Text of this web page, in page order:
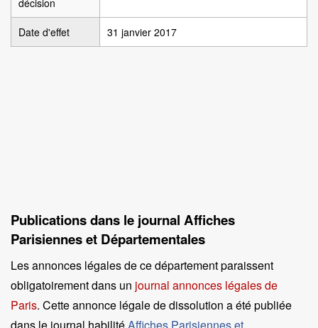
décision
Date d'effet 31 janvier 2017
Publications dans le journal Affiches
Parisiennes et Départementales
Les annonces légales de ce département paraissent
obligatoirement dans un journal annonces légales de
Paris. Cette annonce légale de dissolution a été publiée